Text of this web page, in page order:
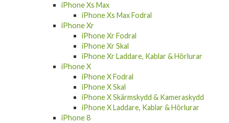
iPhone Xs Max
iPhone Xs Max Fodral
iPhone Xr
iPhone Xr Fodral
iPhone Xr Skal
iPhone Xr Laddare, Kablar & Hörlurar
iPhone X
iPhone X Fodral
iPhone X Skal
iPhone X Skärmskydd & Kameraskydd
iPhone X Laddare, Kablar & Hörlurar
iPhone 8